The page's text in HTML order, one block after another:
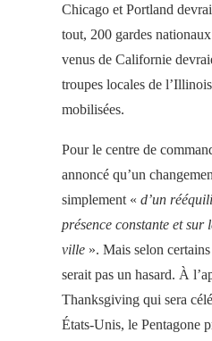
Chicago et Portland
tout, 200 gardes
venus de Californie
troupes locales de
mobilisées.
Pour le centre de
annoncé qu’un
simplement « d’un
présence constante et sur
ville ». Mais selon
serait pas un hasard. À
Thanksgiving qui sera
États-Unis, le Pentagone